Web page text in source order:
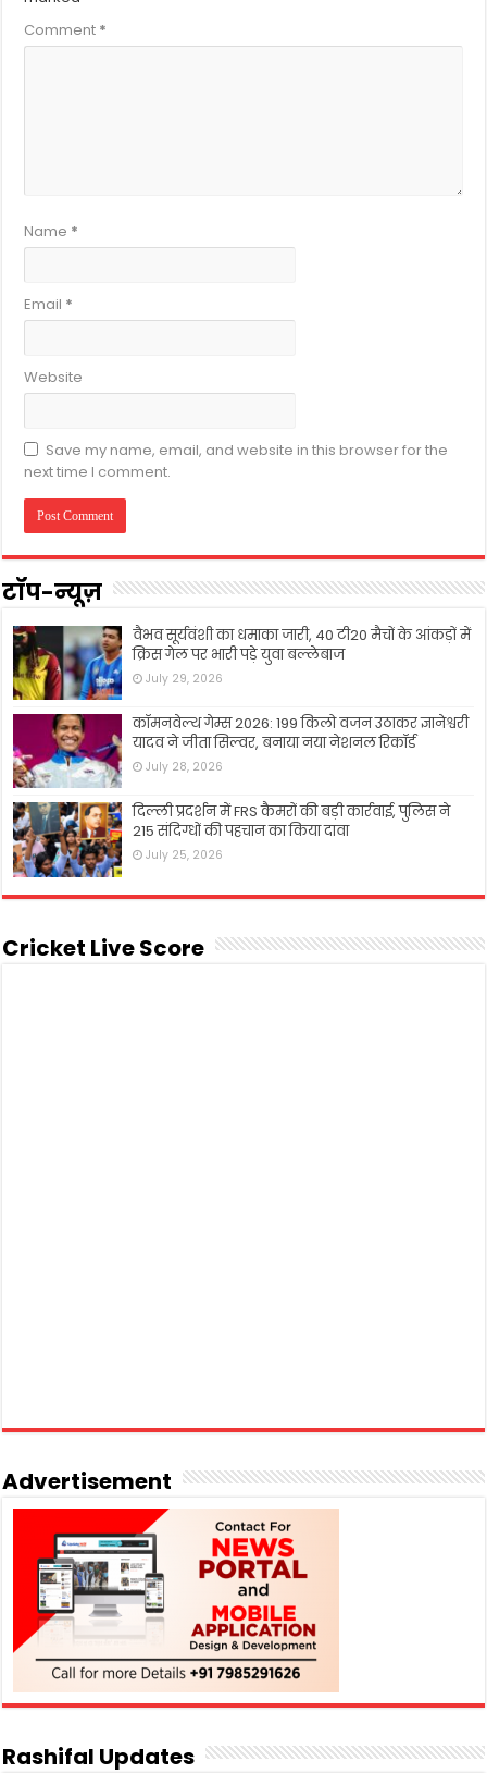
Comment *
Name *
Email *
Website
Save my name, email, and website in this browser for the
next time I comment.
टॉप-न्यूज़
वैभव सूर्यवंशी का धमाका जारी, 40 टी20 मैचों के आंकड़ों में
क्रिस गेल पर भारी पड़े युवा बल्लेबाज
July 29, 2026
कॉमनवेल्थ गेम्स 2026: 199 किलो वजन उठाकर ज्ञानेश्वरी
यादव ने जीता सिल्वर, बनाया नया नेशनल रिकॉर्ड
July 28, 2026
दिल्ली प्रदर्शन में FRS कैमरों की बड़ी कार्रवाई, पुलिस ने
215 संदिग्धों की पहचान का किया दावा
July 25, 2026
Cricket Live Score
Advertisement
Rashifal Updates